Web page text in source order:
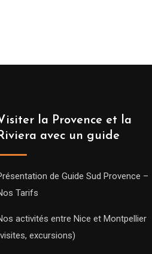
la Provence et la
avec un guide
de Guide Sud Provence –
Tarifs
activités entre Nice et Montpellier
excursions)